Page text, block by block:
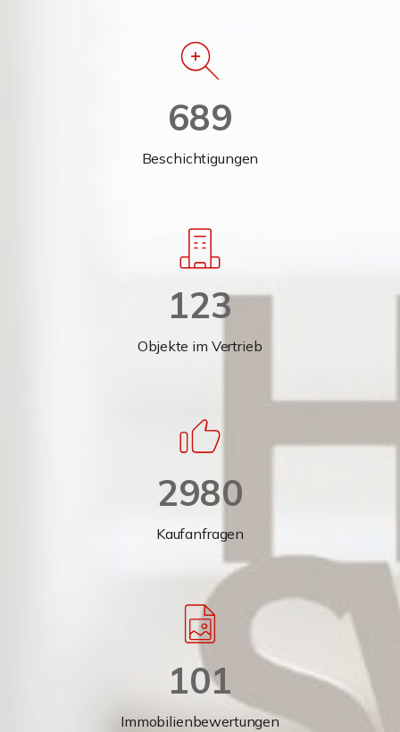
689
Beschichtigungen
123
Objekte im Vertrieb
2980
Kaufanfragen
101
Immobilienbewertungen